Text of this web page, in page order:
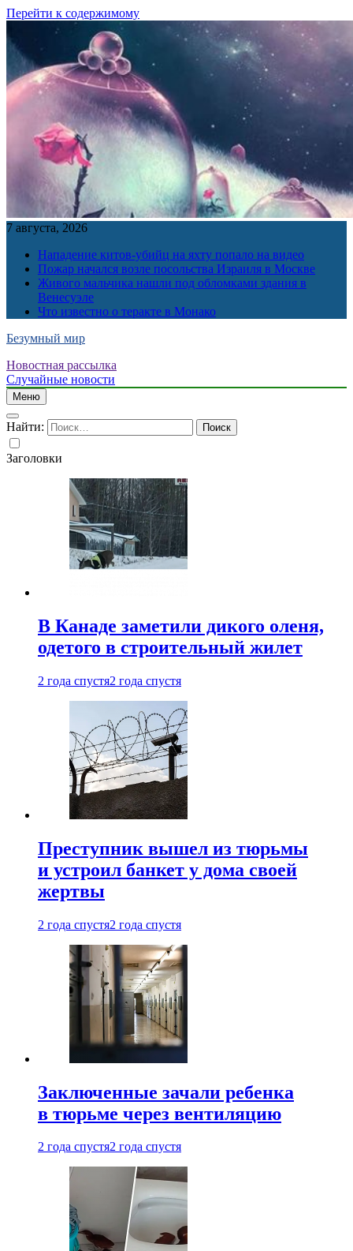
Перейти к содержимому
7 августа, 2026
Нападение китов-убийц на яхту попало на видео
Пожар начался возле посольства Израиля в Москве
Живого мальчика нашли под обломками здания в
Венесуэле
Что известно о теракте в Монако
Безумный мир
Новостная рассылка
Случайные новости
Меню
Найти:
Заголовки
В Канаде заметили дикого оленя,
одетого в строительный жилет
2 года спустя2 года спустя
Преступник вышел из тюрьмы
и устроил банкет у дома своей
жертвы
2 года спустя2 года спустя
Заключенные зачали ребенка
в тюрьме через вентиляцию
2 года спустя2 года спустя